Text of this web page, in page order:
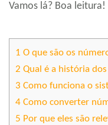
Vamos lá? Boa leitura!
1 O que são os
2 Qual é a história
3 Como funciona o
4 Como converter
5 Por que eles são